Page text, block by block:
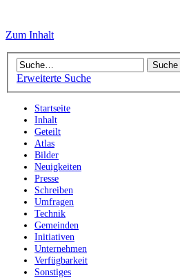
Zum Inhalt
Erweiterte Suche
Startseite
Inhalt
Geteilt
Atlas
Bilder
Neuigkeiten
Presse
Schreiben
Umfragen
Technik
Gemeinden
Initiativen
Unternehmen
Verfügbarkeit
Sonstiges